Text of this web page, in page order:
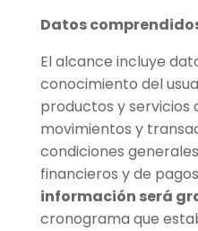
Datos
El alcance incluye
conocimiento del
productos y servicios
movimientos y
condiciones
financieros y de
información será
cronograma que